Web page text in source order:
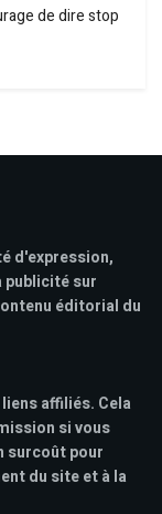
de dire stop
d'expression,
publicité sur
éditorial du
affiliés. Cela
si vous
surcoût pour
du site et à la